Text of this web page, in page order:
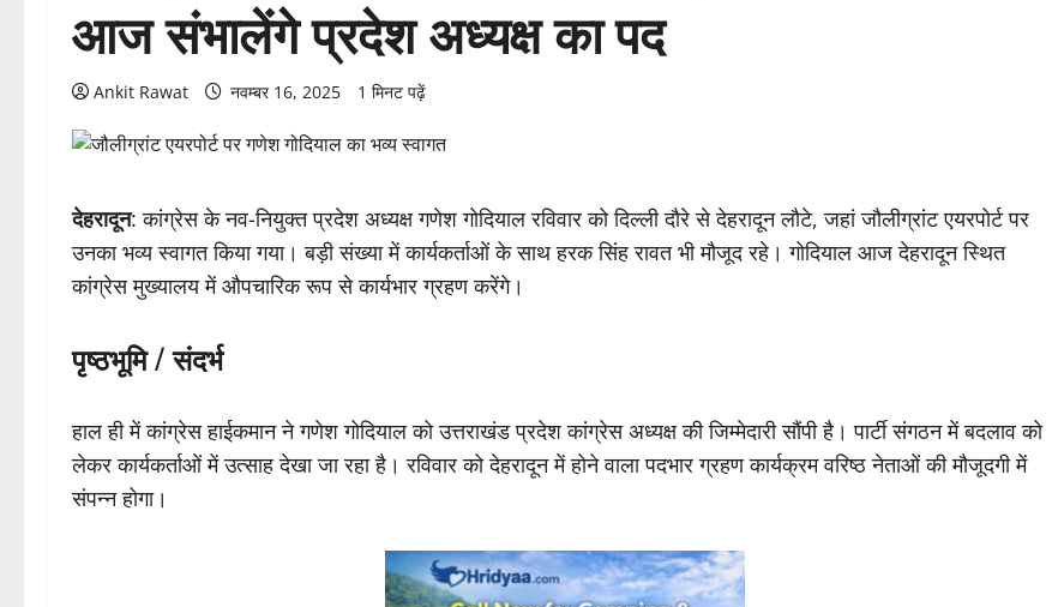
आज संभालेंगे प्रदेश अध्यक्ष का पद
Ankit Rawat नवम्बर 16, 2025 1 मिनट पढ़ें
देहरादून: कांग्रेस के नव-नियुक्त प्रदेश अध्यक्ष गणेश गोदियाल रविवार को दिल्ली दौरे से देहरादून लौटे, जहां जौलीग्रांट एयरपोर्ट पर
उनका भव्य स्वागत किया गया। बड़ी संख्या में कार्यकर्ताओं के साथ हरक सिंह रावत भी मौजूद रहे। गोदियाल आज देहरादून स्थित
कांग्रेस मुख्यालय में औपचारिक रूप से कार्यभार ग्रहण करेंगे।
पृष्ठभूमि / संदर्भ
हाल ही में कांग्रेस हाईकमान ने गणेश गोदियाल को उत्तराखंड प्रदेश कांग्रेस अध्यक्ष की जिम्मेदारी सौंपी है। पार्टी संगठन में बदलाव को
लेकर कार्यकर्ताओं में उत्साह देखा जा रहा है। रविवार को देहरादून में होने वाला पदभार ग्रहण कार्यक्रम वरिष्ठ नेताओं की मौजूदगी में
संपन्न होगा।